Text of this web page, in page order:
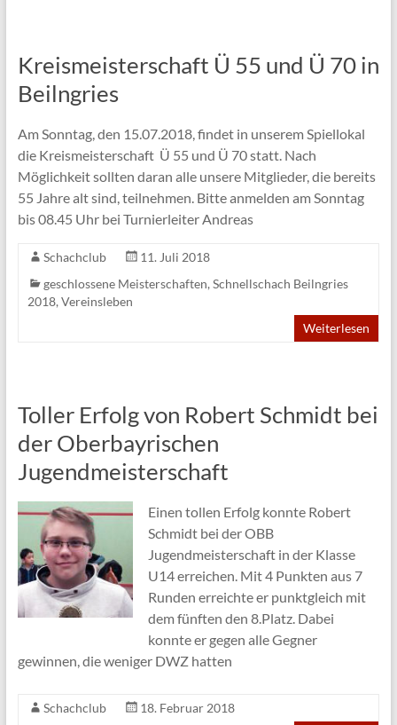
Kreismeisterschaft Ü 55 und Ü 70 in
Beilngries
Am Sonntag, den 15.07.2018, findet in unserem Spiellokal
die Kreismeisterschaft Ü 55 und Ü 70 statt. Nach
Möglichkeit sollten daran alle unsere Mitglieder, die bereits
55 Jahre alt sind, teilnehmen. Bitte anmelden am Sonntag
bis 08.45 Uhr bei Turnierleiter Andreas
Schachclub
11. Juli 2018
geschlossene Meisterschaften, Schnellschach Beilngries
2018, Vereinsleben
Weiterlesen
Toller Erfolg von Robert Schmidt bei
der Oberbayrischen
Jugendmeisterschaft
Einen tollen Erfolg konnte Robert
Schmidt bei der OBB
Jugendmeisterschaft in der Klasse
U14 erreichen. Mit 4 Punkten aus 7
Runden erreichte er punktgleich mit
dem fünften den 8.Platz. Dabei
konnte er gegen alle Gegner
gewinnen, die weniger DWZ hatten
Schachclub
18. Februar 2018